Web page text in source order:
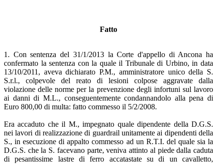
Fatto
1. Con sentenza del 31/1/2013 la Corte d'appello di Ancona ha
confermato la sentenza con la quale il Tribunale di Urbino, in data
13/10/2011, aveva dichiarato P.M., amministratore unico della S.
S.r.l., colpevole del reato di lesioni colpose aggravate dalla
violazione delle norme per la prevenzione degli infortuni sul lavoro
ai danni di M.L., conseguentemente condannandolo alla pena di
Euro 800,00 di multa: fatto commesso il 5/2/2008.
Era accaduto che il M., impegnato quale dipendente della D.G.S.
nei lavori di realizzazione di guardrail unitamente ai dipendenti della
S., in esecuzione di appalto commesso ad un R.T.I. del quale sia la
D.G.S. che la S. facevano parte, veniva attinto al piede dalla caduta
di pesantissime lastre di ferro accatastate su di un cavalletto,